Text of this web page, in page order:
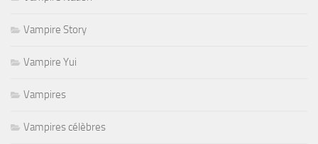
Vampire Story
Vampire Yui
Vampires
Vampires célèbres